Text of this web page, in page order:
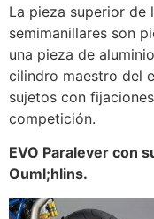
La pieza superior de
semimanillares son
una pieza de
cilindro maestro del
sujetos con
competición.
EVO Paralever con
Ouml;hlins.